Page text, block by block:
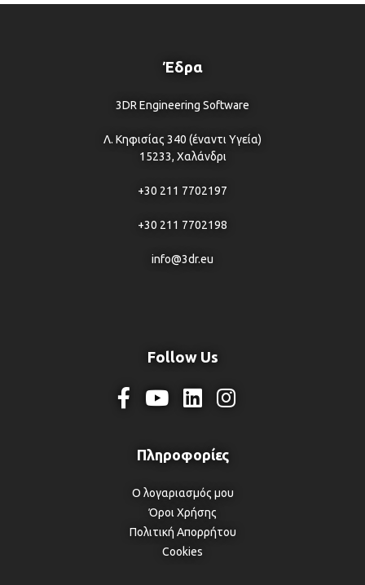
Έδρα
3DR Engineering Software
Λ. Κηφισίας 340 (έναντι Υγεία)
15233, Χαλάνδρι
+30 211 7702197
+30 211 7702198
info@3dr.eu
Follow Us
Ο λογαριασμός μου
Όροι Χρήσης
Πολιτική Απορρήτου
Cookies